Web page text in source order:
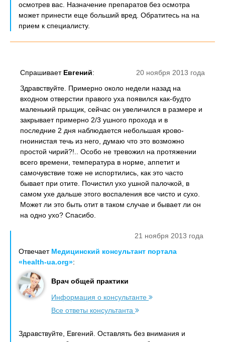
осмотрев вас. Назначение препаратов без осмотра
может принести еще больший вред. Обратитесь на на
прием к специалисту.
20 ноября 2013 года
Спрашивает Евгений:
Здравствуйте. Примерно около недели назад на
входном отверстии правого уха появился как-будто
маленький прыщик, сейчас он увеличился в размере и
закрывает примерно 2/3 ушного прохода и в
последние 2 дня наблюдается небольшая крово-
гноинистая течь из него, думаю что это возможно
простой чирий?!.. Особо не тревожил на протяжении
всего времени, температура в норме, аппетит и
самочувствие тоже не испортились, как это часто
бывает при отите. Почистил ухо ушной палочкой, в
самом ухе дальше этого воспаления все чисто и сухо.
Может ли это быть отит в таком случае и бывает ли он
на одно ухо? Спасибо.
21 ноября 2013 года
Отвечает Медицинский консультант портала
«health-ua.org»:
Врач общей практики
Информация о консультанте
Все ответы консультанта
Здравствуйте, Евгений. Оставлять без внимания и